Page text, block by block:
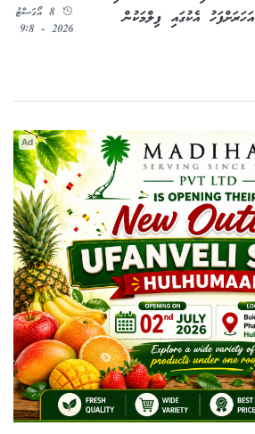
އާއި ވިވާން 20 އަހަރަށްފަހު އެކުގައި ފިލްމަކުން
8 އޯގަސްޓު
2026 - 9:8
Ad